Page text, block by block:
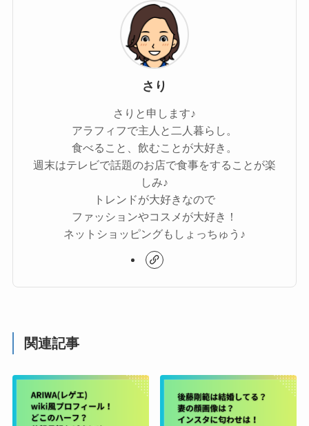
さり
さりと申します♪
アラフィフで主人と二人暮らし。
食べること、飲むことが大好き。
週末はテレビで話題のお店で食事をすることが楽
しみ♪
トレンドが大好きなので
ファッションやコスメが大好き！
ネットショッピングもしょっちゅう♪
関連記事